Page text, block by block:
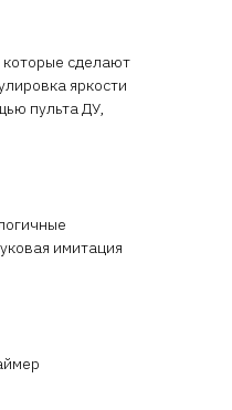
сделают
яркости
пульта ДУ,
имитация